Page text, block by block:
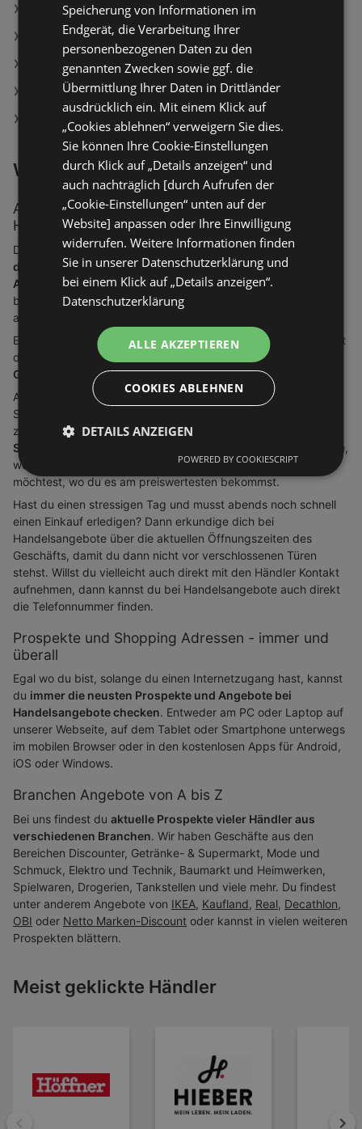
Sharp Mikrowelle YC-QS254AE-B
Kommode Kerry 01C
Aktuelle Burger King Prospekte
Aktuelle Reifen 1+ Prospekte
Aktuelle Thomas Philipps Prospekte
Weitere Informationen
Angebote, Prospekte und Öffnungszeiten bei
Handelsangebote
Du suchstaktuelle Angebote, willstim neusten Prospekt
deines Lieblingsgeschäfts blätternoder brauchst die
Adresse und Öffnungszeitenvom nächsten Baumarkt? Dann
bist du bei Handelsangebote genau richtig! Hier findest du
alles, was du für deine Shopping Tour brauchst.
Erster Schritt für die Suche nach den passenden Angeboten ist
die Lokalisierung - damit findest du nur die
Prospekte und
Geschäfte, die in deiner Nähe sind.
Als nächstes kannst du entweder unser Menü oben auf der
Seite nutzen und all unsere Branchen durchstöbern, wenn du
z.B. deinen Wocheneinkauf im Supermarkt planst und
Schnäppchen Ausschau halten
willst oder du nutzt die Suche,
wenn du schon ein Produkt vor Augen hast und nun gucken
möchtest, wo du es am preiswertesten bekommst.
Hast du einen stressigen Tag und musst abends noch schnell
einen Einkauf erledigen? Dann erkundige dich bei
Handelsangebote über die aktuellen Öffnungszeiten des
Geschäfts, damit du dann nicht vor verschlossenen Türen
stehst. Willst du vielleicht auch direkt mit den Händler Kontakt
aufnehmen, dann kannst du bei Handelsangebote auch direkt
die Telefonnummer finden.
Prospekte und Shopping Adressen - immer und
überall
Egal wo du bist, solange du einen Internetzugang hast, kannst
du immer die neusten Prospekte und Angebote bei
Handelsangebote checken. Entweder am PC oder Laptop auf
unserer Webseite, auf dem Tablet oder Smartphone unterwegs
im mobilen Browser oder in den kostenlosen Apps für Android,
iOS oder Windows.
Branchen Angebote von A bis Z
Bei uns findest du aktuelle Prospekte vieler Händler aus
verschiedenen Branchen. Wir haben Geschäfte aus den
Bereichen Discounter, Getränke- & Supermarkt, Mode und
Schmuck, Elektro und Technik, Baumarkt und Heimwerken,
Spielwaren, Drogerien, Tankstellen und viele mehr. Du findest
unter anderem Angebote von IKEA, Kaufland, Real, Decathlon,
OBI oder Netto Marken-Discount oder kannst in vielen weiteren
Prospekten blättern.
Meist geklickte Händler
Speicherung von Informationen im
Endgerät, die Verarbeitung Ihrer
personenbezogenen Daten zu den
genannten Zwecken sowie ggf. die
Übermittlung Ihrer Daten in Drittländer
ausdrücklich ein. Mit einem Klick auf
„Cookies ablehnen“ verweigern Sie dies.
Sie können Ihre Cookie-Einstellungen
durch Klick auf „Details anzeigen“ und
auch nachträglich [durch Aufrufen der
„Cookie-Einstellungen“ unten auf der
Website] anpassen oder Ihre Einwilligung
widerrufen. Weitere Informationen finden
Sie in unserer Datenschutzerklärung und
bei einem Klick auf „Details anzeigen“.
Datenschutzerklärung
ALLE AKZEPTIEREN
COOKIES ABLEHNEN
DETAILS ANZEIGEN
POWERED BY COOKIESCRIPT